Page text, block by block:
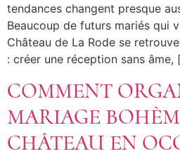
tendances changent presque
Beaucoup de futurs mariés qui
Château de La Rode se
: créer une réception sans âme,
COMMENT
MARIAGE
CHÂTEAU EN